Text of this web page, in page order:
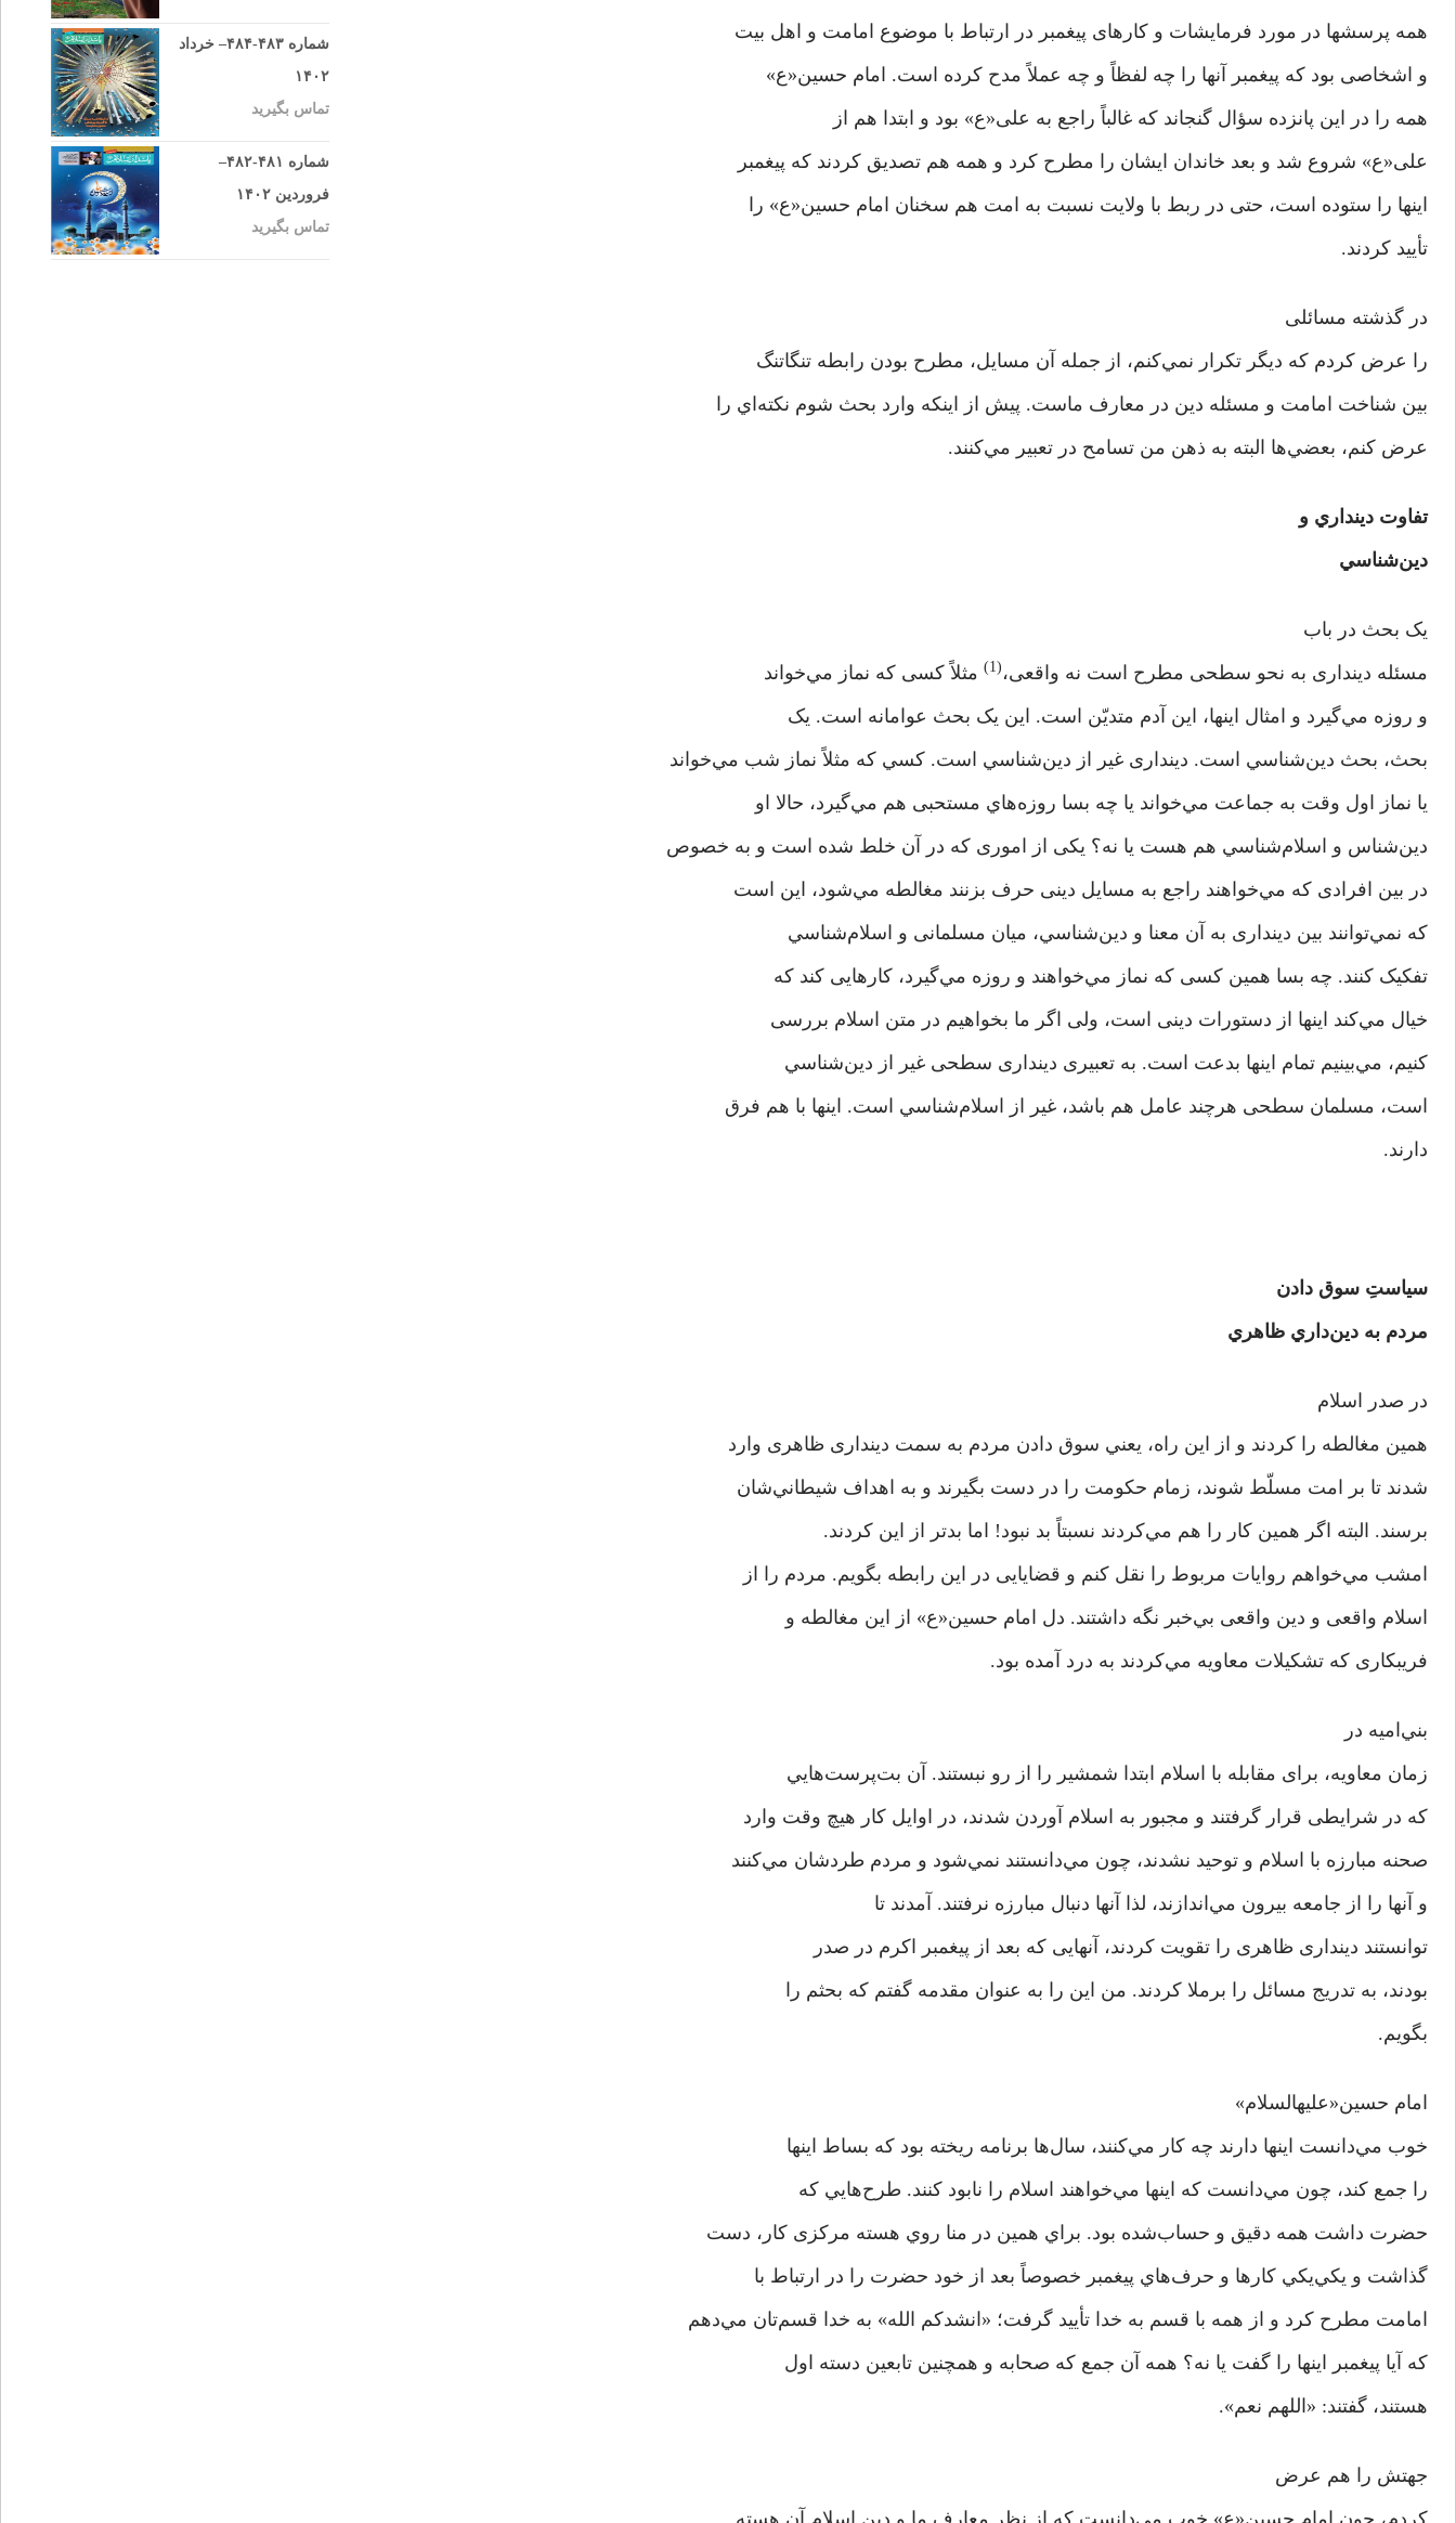
همه پرسش­ها در مورد فرمایشات و کارهای پیغمبر در ارتباط با موضوع امامت و اهل بیت
و اشخاصی بود كه پیغمبر آنها را چه لفظاً و چه عملاً مدح کرده است. امام حسین«ع»
همه را در این پانزده سؤال گنجاند که غالباً راجع به علی«ع» بود و ابتدا هم از
علی«ع» شروع شد و بعد خاندان ايشان را مطرح كرد و همه هم تصدیق کردند که پیغمبر
اینها را ستوده است، حتی در ربط با ولایت نسبت به امت هم سخنان امام حسين«ع» را
تأييد كردند.
در گذشته مسائلی
را عرض کردم که ديگر تکرار نمي‌كنم، از جمله آن مسايل، مطرح بودن رابطه تنگاتنگ
بین شناخت امامت و مسئله دین در معارف ماست. پیش از اینکه وارد بحث شوم نكته‌اي را
عرض کنم، بعضي‌ها البته به ذهن من تسامح در تعبیر مي‌كنند.
تفاوت دينداري و
دين‌شناسي
یک بحث در باب
مسئله دینداری به نحو سطحی مطرح است نه واقعی، (1)
مثلاً کسی که نماز مي‌خواند
و روزه مي‌گيرد و امثال اینها، این آدم متدیّن است. این یک بحث عوامانه است. یک
بحث، بحث دين‌شناسي است. دینداری غیر از دين‌شناسي است. كسي که مثلاً نماز شب مي‌خواند
یا نماز اول وقت به جماعت مي‌خواند یا چه بسا روزه‌هاي مستحبی هم مي‌گيرد، حالا او
دين‌شناس و اسلام‌شناسي هم هست یا نه؟ یکی از اموری که در آن خلط شده است و به خصوص
در بین افرادی که مي‌خواهند راجع به مسايل دینی حرف بزنند مغالطه مي‌شود، این است
که نمي‌توانند بین دینداری به آن معنا و دين‌شناسي، میان مسلمانی و اسلام‌شناسي
تفکیک کنند. چه بسا همین کسی که نماز مي‌خواهند و روزه مي‌گيرد، کارهایی کند که
خیال مي‌كند اینها از دستورات دینی است، ولی اگر ما بخواهیم در متن اسلام بررسی
کنیم، مي‌بينيم تمام اینها بدعت است. به تعبیری دینداری سطحی غیر از دين‌شناسي
است، مسلمان سطحی هرچند عامل هم باشد، غیر از اسلام‌شناسي است. اینها با هم فرق
دارند.
سياستِ سوق دادن
مردم به دين‌داري ظاهري
در صدر اسلام
همین مغالطه را کردند و از این راه، يعني سوق دادن مردم به سمت دینداری ظاهری وارد
شدند تا بر امت مسلّط شوند، زمام حکومت را در دست بگیرند و به اهداف شيطاني‌شان
برسند. البته اگر همین کار را هم مي‌كردند نسبتاً بد نبود! اما بدتر از این کردند.
امشب مي‌خواهم روایات مربوط را نقل کنم و قضایایی در این رابطه بگویم. مردم را از
اسلام واقعی و دین واقعی بي‌خبر نگه داشتند. دل امام حسین«ع» از این مغالطه و
فریبکاری که تشکیلات معاویه مي‌كردند به درد آمده بود.
بني‌اميه در
زمان معاویه، برای مقابله با اسلام ابتدا شمشیر را از رو نبستند. آن بت‌پرست‌هايي
که در شرایطی قرار گرفتند و مجبور به اسلام آوردن شدند، در اوایل کار هیچ وقت وارد
صحنه مبارزه با اسلام و توحید نشدند، چون مي‌دانستند نمي‌شود و مردم طردشان مي‌كنند
و آنها را از جامعه بیرون مي‌اندازند، لذا آنها دنبال مبارزه نرفتند. آمدند تا
توانستند دینداری ظاهری را تقویت کردند، آنهایی که بعد از پیغمبر اکرم در صدر
بودند، به تدریج مسائل را برملا کردند. من این را به عنوان مقدمه گفتم که بحثم را
بگویم.
امام حسین«علیه­السلام»
خوب مي‌دانست اینها دارند چه کار مي‌كنند، سال‌ها برنامه ریخته بود که بساط اینها
را جمع کند، چون مي‌دانست كه اینها مي‌خواهند اسلام را نابود کنند. طرح‌هايي که
حضرت داشت همه دقیق و حساب‌شده بود. براي همين در منا روي هسته مرکزی کار، دست
گذاشت و يكي‌يكي کارها و حرف‌هاي پیغمبر خصوصاً بعد از خود حضرت را در ارتباط با
امامت مطرح کرد و از همه با قسم به خدا تأیید گرفت؛ «انشدکم الله» به خدا قسم‌تان مي‌دهم
كه آیا پیغمبر اینها را گفت یا نه؟ همه آن جمع که صحابه و همچنين تابعین دسته اول
هستند، گفتند: «اللهم نعم».
جهتش را هم عرض
شماره ۴۸۳-۴۸۴– خرداد
۱۴۰۲
تماس بگیرید
شماره ۴۸۱-۴۸۲–
فروردین ۱۴۰۲
تماس بگیرید